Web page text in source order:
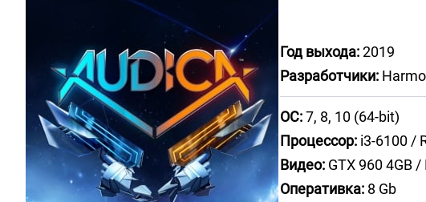
Год выхода:2019
Разработчики:
ОС:7, 8, 10 (64-bit)
Процессор:i3-6100 /
Видео:GTX 960 4GB /
Оперативка:8 Gb